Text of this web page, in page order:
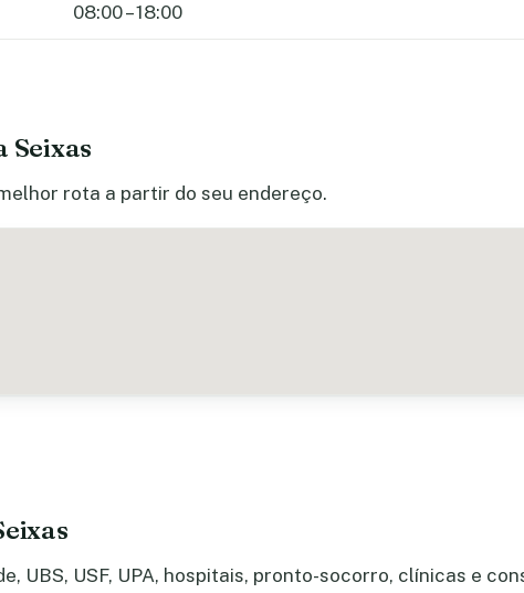
08:00 – 18:00
Seixas
rota a partir do seu endereço.
UBS, USF, UPA, hospitais, pronto-socorro, clínicas e